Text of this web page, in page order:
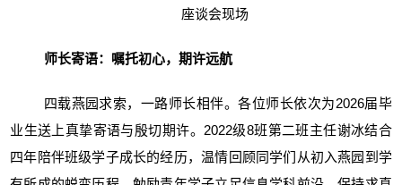
座谈会现场
师长寄语：嘱托初心，期许远航
四载燕园求索，一路师长相伴。各位师长依次为2026届毕
业生送上真挚寄语与殷切期许。2022级8班第二班主任谢冰结合
四年陪伴班级学子成长的经历，温情回顾同学们从初入燕园到学